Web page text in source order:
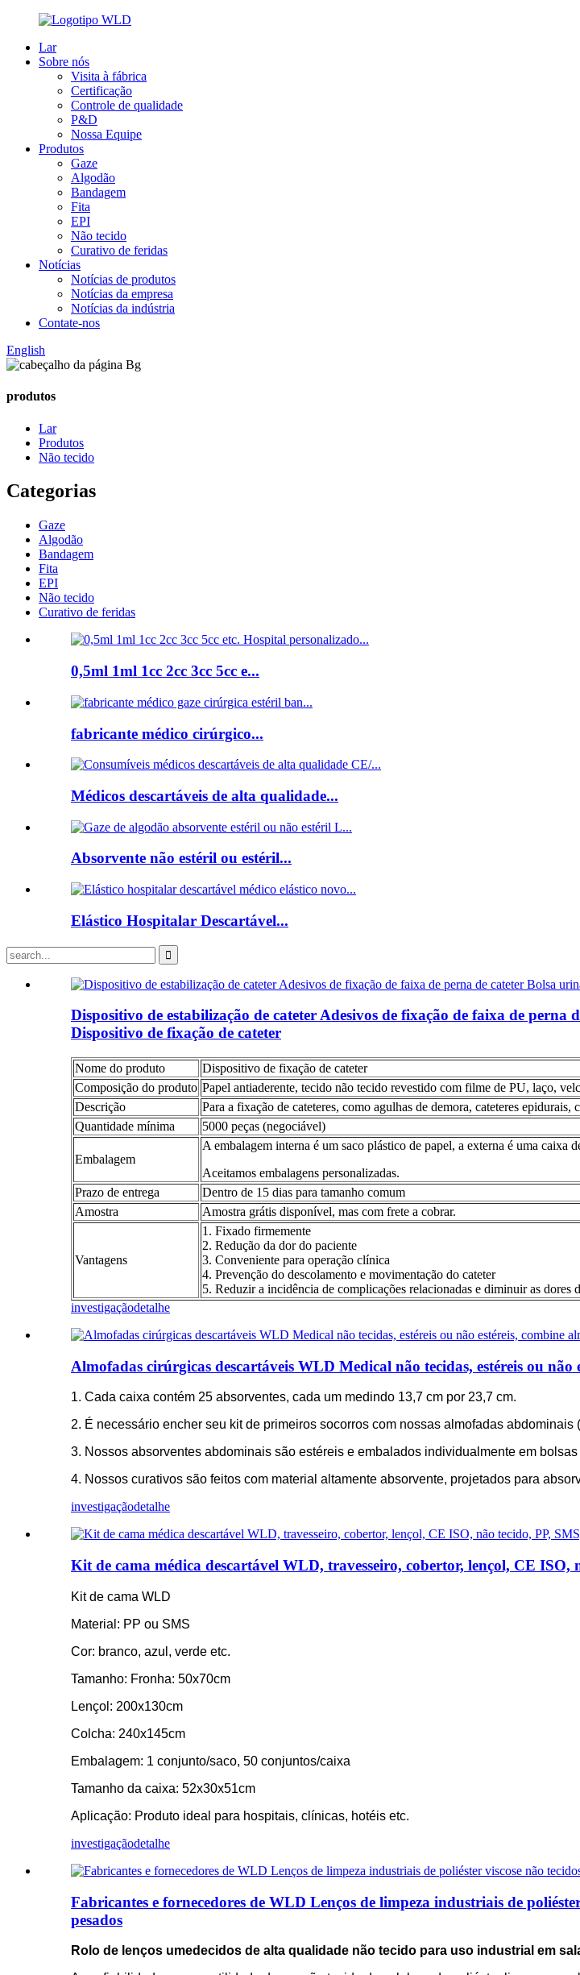
Lar
Sobre nós
Visita à fábrica
Certificação
Controle de qualidade
P&D
Nossa Equipe
Produtos
Gaze
Algodão
Bandagem
Fita
EPI
Não tecido
Curativo de feridas
Notícias
Notícias de produtos
Notícias da empresa
Notícias da indústria
Contate-nos
English
produtos
Lar
Produtos
Não tecido
Categorias
Gaze
Algodão
Bandagem
Fita
EPI
Não tecido
Curativo de feridas
0,5ml 1ml 1cc 2cc 3cc 5cc e...
fabricante médico cirúrgico...
Médicos descartáveis de alta qualidade...
Absorvente não estéril ou estéril...
Elástico Hospitalar Descartável...
Dispositivo de estabilização de cateter Adesivos de fixação de faixa de
Dispositivo de fixação de cateter
Nome do produto
Dispositivo de fixação de cateter
Composição do produto Papel antiaderente, tecido não tecido revestido com filme de PU, laço,
Descrição
Para a fixação de cateteres, como agulhas de demora, cateteres epidurais,
Quantidade mínima
5000 peças (negociável)
Embalagem
A embalagem interna é um saco plástico de papel, a externa é uma caixa
Aceitamos embalagens personalizadas.
Prazo de entrega
Dentro de 15 dias para tamanho comum
Amostra
Amostra grátis disponível, mas com frete a cobrar.
Vantagens
1. Fixado firmemente
2. Redução da dor do paciente
3. Conveniente para operação clínica
4. Prevenção do descolamento e movimentação do cateter
5. Reduzir a incidência de complicações relacionadas e diminuir as dores
investigaçãodetalhe
Almofadas cirúrgicas descartáveis WLD Medical não tecidas, estéreis ou
1. Cada caixa contém 25 absorventes, cada um medindo 13,7 cm por 23,7 cm.
2. É necessário encher seu kit de primeiros socorros com nossas almofadas abdominais
3. Nossos absorventes abdominais são estéreis e embalados individualmente em
4. Nossos curativos são feitos com material altamente absorvente, projetados para
investigaçãodetalhe
Kit de cama médica descartável WLD, travesseiro, cobertor, lençol, CE
Kit de cama WLD
Material: PP ou SMS
Cor: branco, azul, verde etc.
Tamanho: Fronha: 50x70cm
Lençol: 200x130cm
Colcha: 240x145cm
Embalagem: 1 conjunto/saco, 50 conjuntos/caixa
Tamanho da caixa: 52x30x51cm
Aplicação: Produto ideal para hospitais, clínicas, hotéis etc.
investigaçãodetalhe
Fabricantes e fornecedores de WLD Lenços de limpeza industriais de
pesados
Rolo de lenços umedecidos de alta qualidade não tecido para uso industrial em